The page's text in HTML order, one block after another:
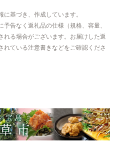
基づき、作成しています。
告なく返礼品の仕様（規格、容量、
れる場合がございます。お届けした返
れている注意書きなどをご確認くださ